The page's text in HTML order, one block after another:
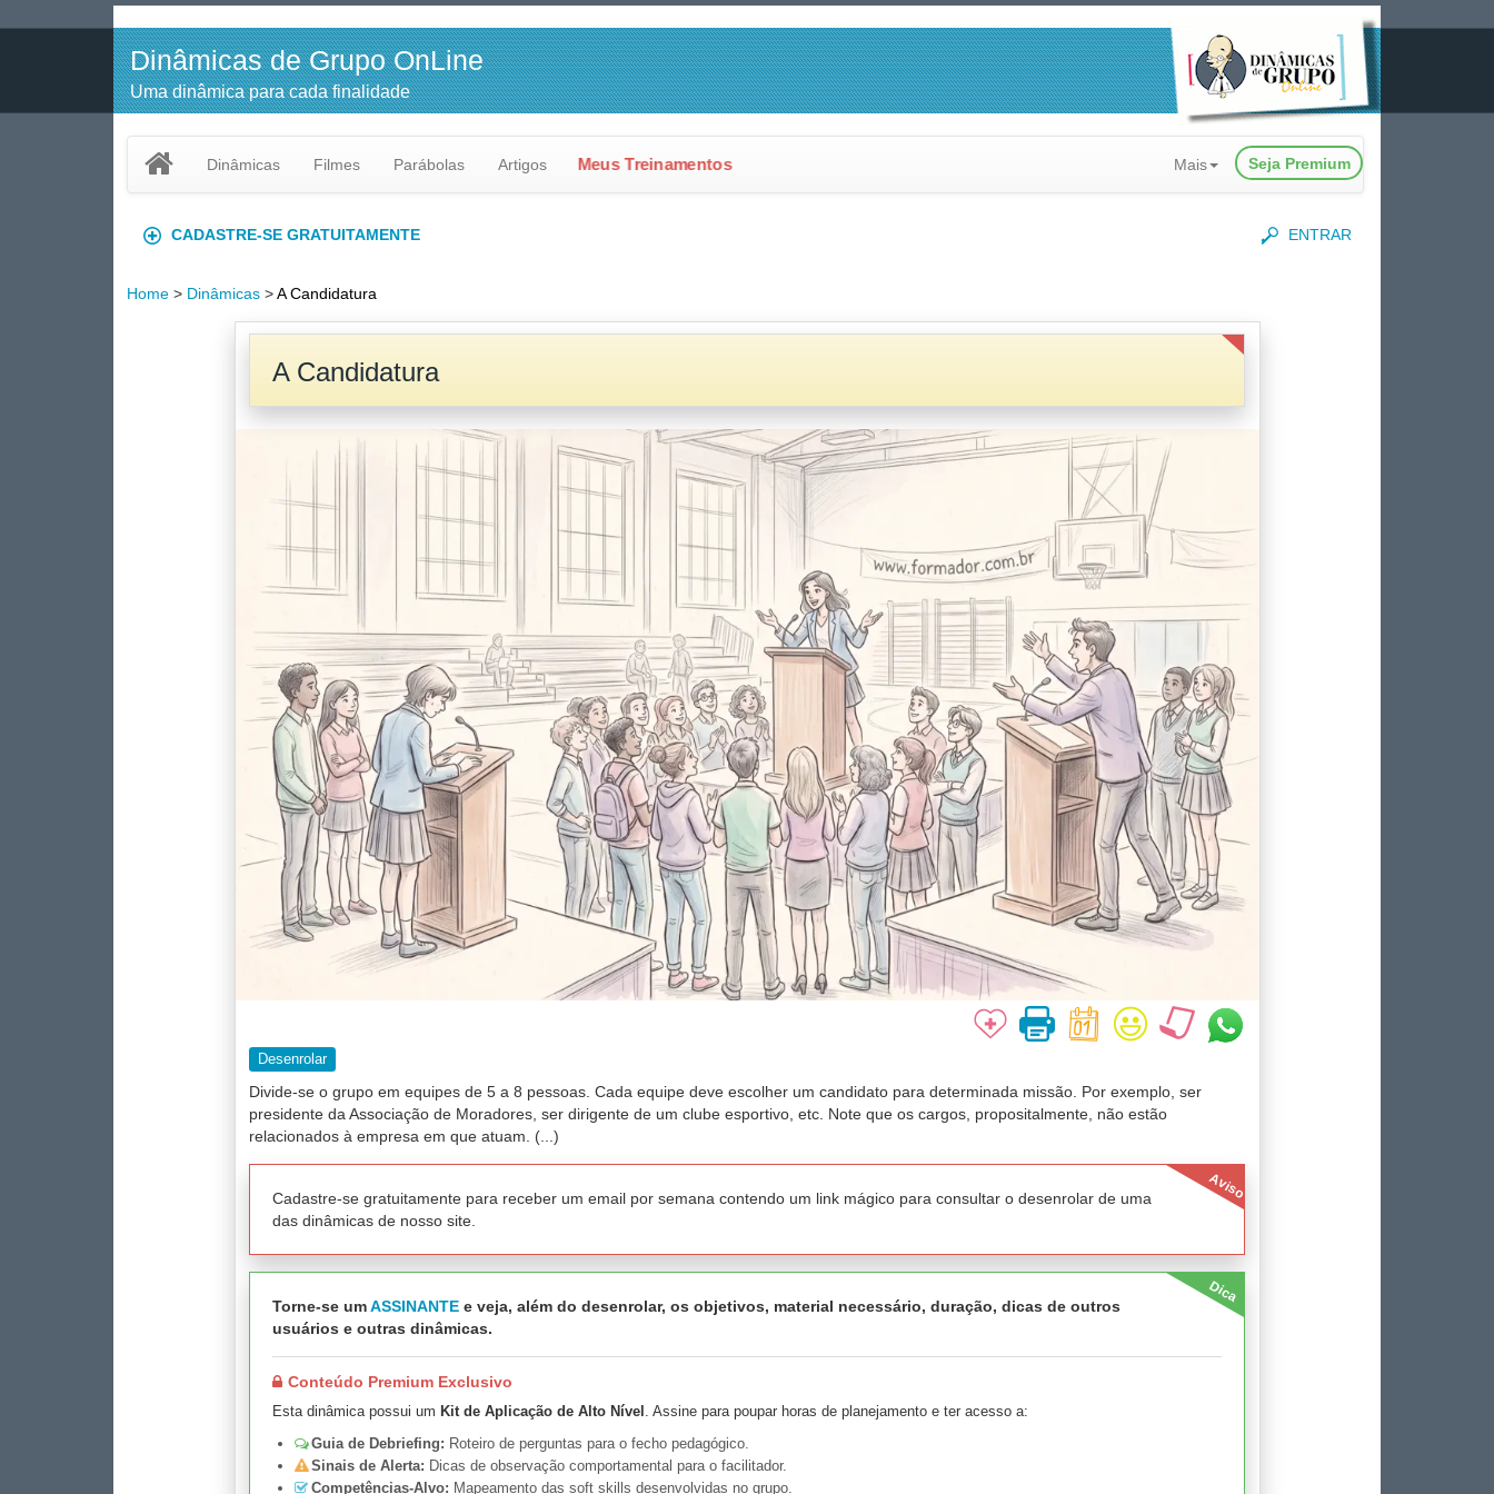
Dinâmicas de Grupo OnLine
Uma dinâmica para cada finalidade
Dinâmicas Filmes Parábolas Artigos Meus Treinamentos Mais Seja Premium
CADASTRE-SE GRATUITAMENTE ENTRAR
Home > Dinâmicas >A Candidatura
A Candidatura
Desenrolar
Divide-se o grupo em equipes de 5 a 8 pessoas. Cada equipe deve escolher um candidato para determinada missão. Por exemplo, ser
presidente da Associação de Moradores, ser dirigente de um clube esportivo, etc. Note que os cargos, propositalmente, não estão
relacionados à empresa em que atuam. (...)
Aviso
Cadastre-se gratuitamente para receber um email por semana contendo um link mágico para consultar o desenrolar de uma
das dinâmicas de nosso site.
Dica
Torne-se umASSINANTE e veja, além do desenrolar, os objetivos, material necessário, duração, dicas de outros
usuários e outras dinâmicas.
Conteúdo Premium Exclusivo
Esta dinâmica possui um Kit de Aplicação de Alto Nível
. Assine para poupar horas de planejamento e ter acesso a:
Guia de Debriefing: Roteiro de perguntas para o fecho pedagógico.
Sinais de Alerta: Dicas de observação comportamental para o facilitador.
Competências-Alvo: Mapeamento das soft skills desenvolvidas no grupo.